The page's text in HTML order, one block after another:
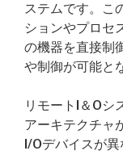
ステムです。こ
ションやプロセ
の機器を直接制
や制御が可能と
リモートI＆Oシ
アーキテクチャ
I/Oデバイスが